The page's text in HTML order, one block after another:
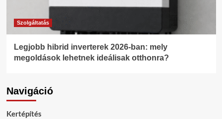
Szolgáltatás
Legjobb hibrid inverterek 2026-ban: mely
megoldások lehetnek ideálisak otthonra?
Navigáció
Kertépítés